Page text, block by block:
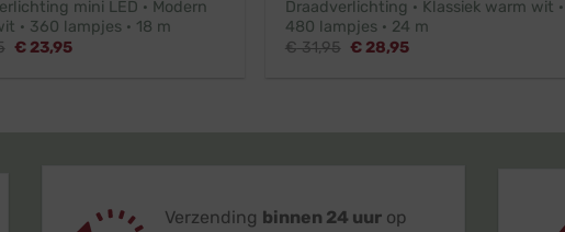
mini LED · Modern
· 360 lampjes · 18 m
Oorspronkelijke
€23,95Huidige
Draadverlichting · Klassiek warm wit ·
480 lampjes · 24 m
€31,95 Oorspronkelijke
€ 28,95Huidige
Verzending binnen 24 uurop